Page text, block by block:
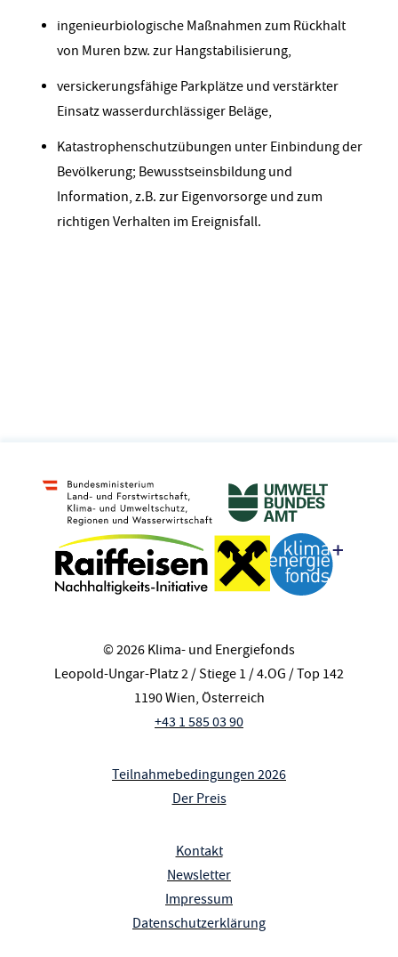
ingenieurbiologische Maßnahmen zum Rückhalt
von Muren bzw. zur Hangstabilisierung,
versickerungsfähige Parkplätze und verstärkter
Einsatz wasserdurchlässiger Beläge,
Katastrophenschutzübungen unter Einbindung der
Bevölkerung; Bewusstseinsbildung und
Information, z.B. zur Eigenvorsorge und zum
richtigen Verhalten im Ereignisfall.
© 2026 Klima- und Energiefonds
Leopold-Ungar-Platz 2 / Stiege 1 / 4.OG / Top 142
1190 Wien, Österreich
+43 1 585 03 90
Teilnahmebedingungen 2026
Der Preis
Kontakt
Newsletter
Impressum
Datenschutzerklärung